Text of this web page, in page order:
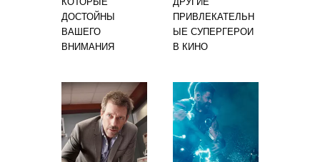
ДОСТОЙНЫ
ВАШЕГО
ВНИМАНИЯ
ПРИВЛЕКАТЕЛЬН
ЫЕ СУПЕРГЕРОИ
В КИНО